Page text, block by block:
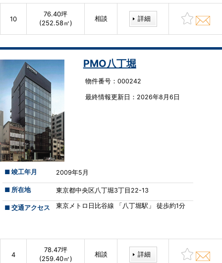
10
76.40坪
(252.58㎡)
相談 詳細
PMO八丁堀
物件番号：000242
最終情報更新⽇：2026年8月6日
■ 竣工年月 2009年5月
■ 所在地 東京都中央区八丁堀3丁目22-13
■ 交通アクセス 東京メトロ日比谷線 「八丁堀駅」 徒歩約1分
4
78.47坪
(259.40㎡)
相談 詳細